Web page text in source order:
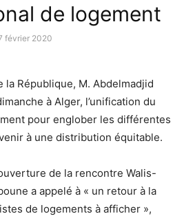
de logement
février 2020
la République, M. Abdelmadjid
à Alger, l’unification du
pour englober les différentes
à une distribution équitable.
de la rencontre Walis-
a appelé à « un retour à la
de logements à afficher »,